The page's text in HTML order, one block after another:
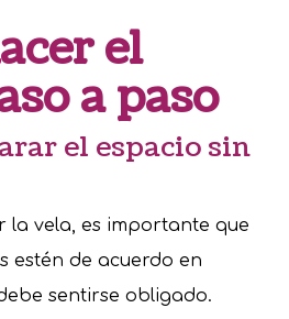
el
a paso
el espacio sin
la vela, es importante que
estén de acuerdo en
sentirse obligado.